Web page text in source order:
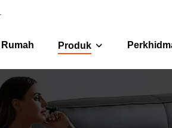
Rumah Produk